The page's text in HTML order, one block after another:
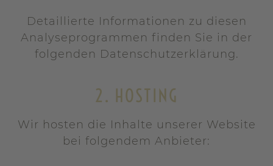
Detaillierte Informationen zu diesen
Analyseprogrammen finden Sie in der
folgenden Datenschutzerklärung.
2. HOSTING
Wir hosten die Inhalte unserer Website
bei folgendem Anbieter: